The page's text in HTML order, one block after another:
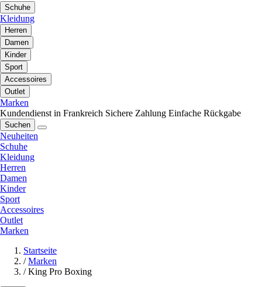
Schuhe
Kleidung
Herren
Damen
Kinder
Sport
Accessoires
Outlet
Marken
Kundendienst in Frankreich Sichere Zahlung Einfache Rückgabe
Suchen
Neuheiten
Schuhe
Kleidung
Herren
Damen
Kinder
Sport
Accessoires
Outlet
Marken
Startseite
/ Marken
/ King Pro Boxing